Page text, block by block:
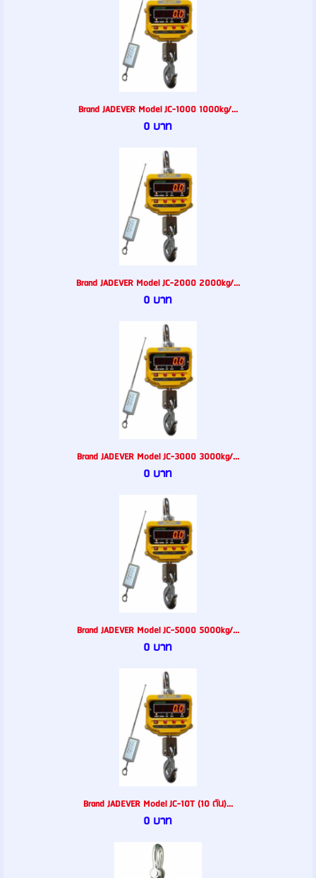
Brand JADEVER Model JC-1000 1000kg/...
0 บาท
Brand JADEVER Model JC-2000 2000kg/...
0 บาท
Brand JADEVER Model JC-3000 3000kg/...
0 บาท
Brand JADEVER Model JC-5000 5000kg/...
0 บาท
Brand JADEVER Model JC-10T (10 ตัน)...
0 บาท